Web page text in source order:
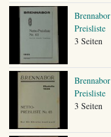
Brennabor
Preisliste
3 Seiten
Brennabor
Preisliste
3 Seiten